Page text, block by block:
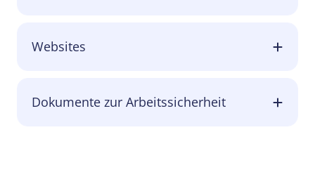
Websites
Dokumente zur Arbeitssicherheit